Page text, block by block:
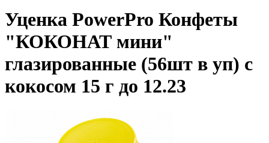
Уценка PowerPro Конфеты
"КОКОНАТ мини"
глазированные (56шт в уп) с
кокосом 15 г до 12.23